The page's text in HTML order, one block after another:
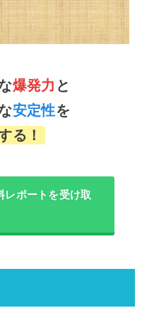
爆発力 と
安定性を
る！
ポートを受け取